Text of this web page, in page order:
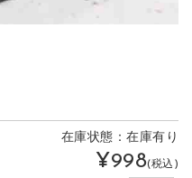
在庫状態：在庫有り
¥998(税込)